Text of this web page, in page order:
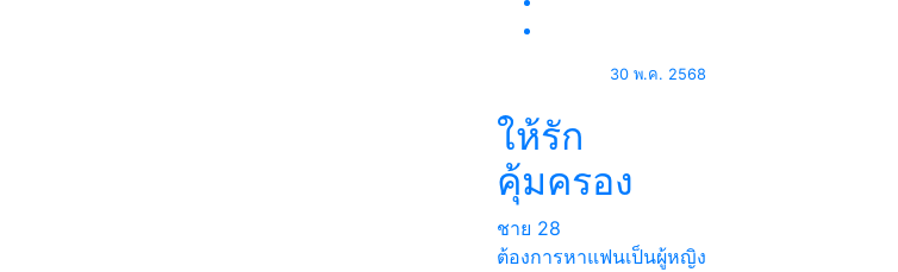
30 พ.ค. 2568
ให้รัก
คุ้มครอง
ชาย 28
ต้องการหาแฟนเป็นผู้หญิง